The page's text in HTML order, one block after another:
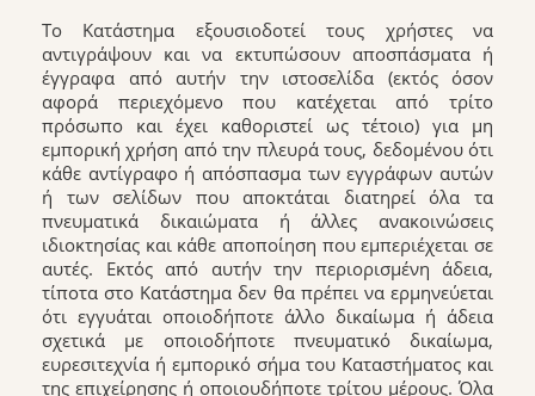
Το Κατάστημα εξουσιοδοτεί τους χρήστες να
αντιγράψουν και να εκτυπώσουν αποσπάσματα ή
έγγραφα από αυτήν την ιστοσελίδα (εκτός όσον
αφορά περιεχόμενο που κατέχεται από τρίτο
πρόσωπο και έχει καθοριστεί ως τέτοιο) για μη
εμπορική χρήση από την πλευρά τους, δεδομένου ότι
κάθε αντίγραφο ή απόσπασμα των εγγράφων αυτών
ή των σελίδων που αποκτάται διατηρεί όλα τα
πνευματικά δικαιώματα ή άλλες ανακοινώσεις
ιδιοκτησίας και κάθε αποποίηση που εμπεριέχεται σε
αυτές. Εκτός από αυτήν την περιορισμένη άδεια,
τίποτα στο Κατάστημα δεν θα πρέπει να ερμηνεύεται
ότι εγγυάται οποιοδήποτε άλλο δικαίωμα ή άδεια
σχετικά με οποιοδήποτε πνευματικό δικαίωμα,
ευρεσιτεχνία ή εμπορικό σήμα του Καταστήματος και
της επιχείρησης ή οποιουδήποτε τρίτου μέρους. Όλα